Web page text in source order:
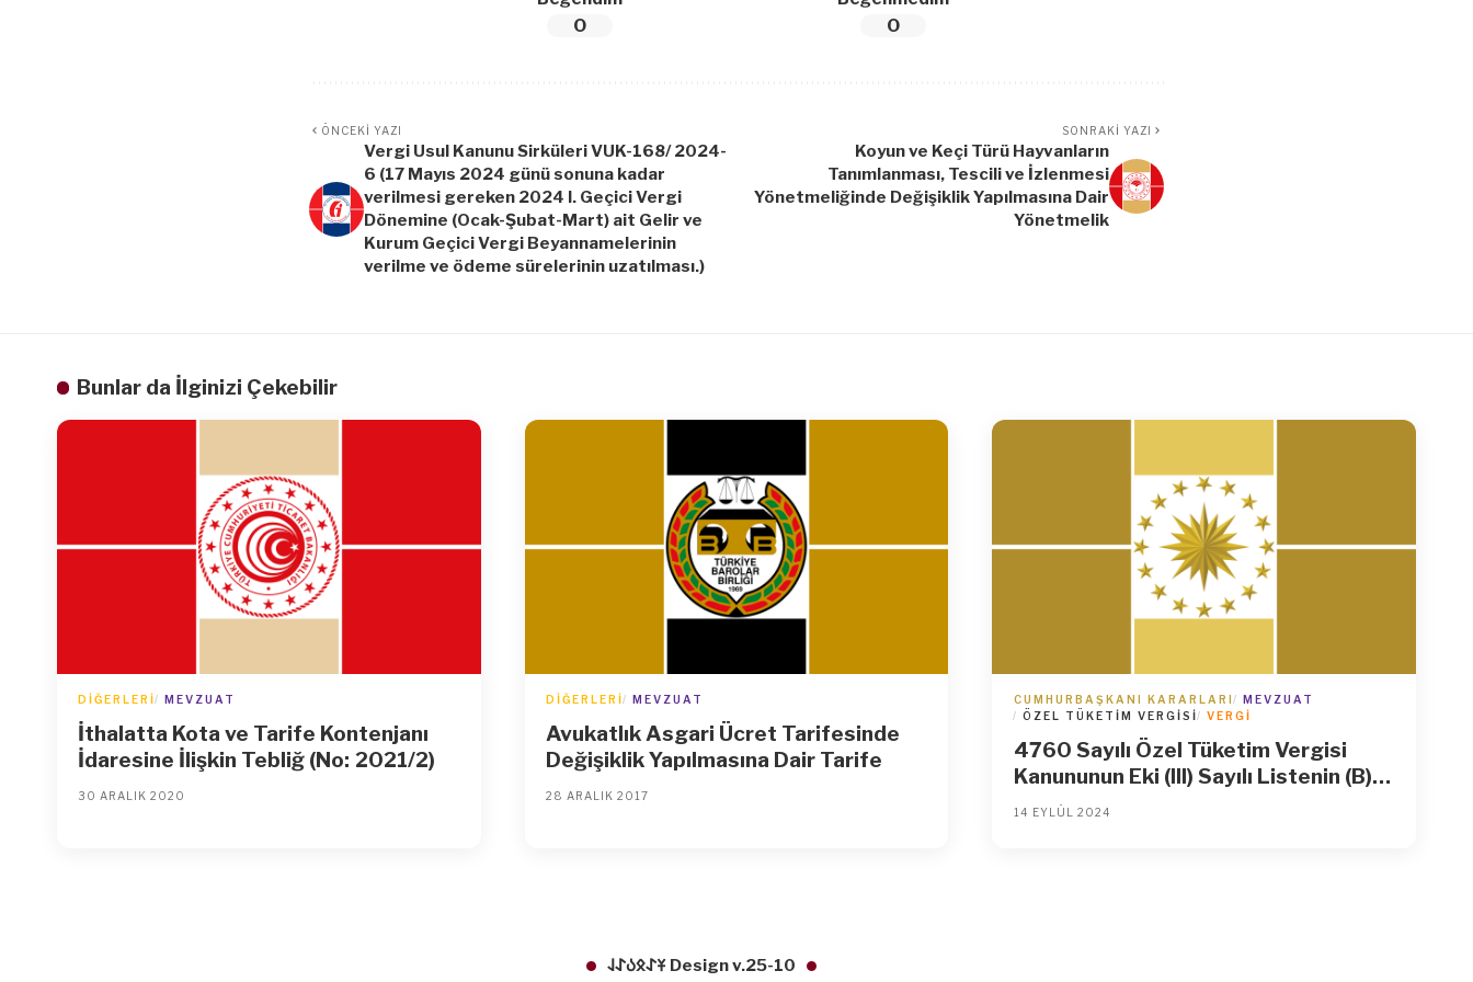
0 0
ÖNCEKI YAZI
Vergi Usul Kanunu Sirküleri VUK-168/ 2024-
6 (17 Mayıs 2024 günü sonuna kadar
verilmesi gereken 2024 I. Geçici Vergi
Dönemine (Ocak-Şubat-Mart) ait Gelir ve
Kurum Geçici Vergi Beyannamelerinin
verilme ve ödeme sürelerinin uzatılması.)
SONRAKI YAZI
Koyun ve Keçi Türü Hayvanların
Tanımlanması, Tescili ve İzlenmesi
Yönetmeliğinde Değişiklik Yapılmasına Dair
Yönetmelik
Bunlar da İlginizi Çekebilir
DIĞERLERI MEVZUAT
İthalatta Kota ve Tarife Kontenjanı
İdaresine İlişkin Tebliğ (No: 2021/2)
30 ARALIK 2020
DIĞERLERI MEVZUAT
Avukatlık Asgari Ücret Tarifesinde
Değişiklik Yapılmasına Dair Tarife
28 ARALIK 2017
CUMHURBAŞKANI KARARLARI
MEVZUAT
ÖZEL TÜKETIM VERGISI
VERGI
4760 Sayılı Özel Tüketim Vergisi
Kanununun Eki (III) Sayılı Listenin (B)
Cetvelinde Yer Alan Bazı Mallara
14 EYLÜL 2024
𐱁𐰀𐰋𐰉𐰀𐰞 Design v.25-10